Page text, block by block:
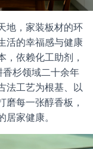
地，家装板材的环
活的幸福感与健康
，依赖化工助剂，
香杉领域二十余年
法工艺为根基、以
磨每一张醇香板，
家健康。